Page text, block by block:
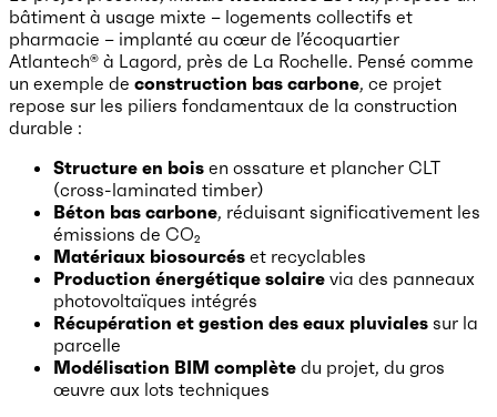
bâtiment à usage mixte – logements collectifs et
pharmacie – implanté au cœur de l’écoquartier
Atlantech® à Lagord, près de La Rochelle. Pensé comme
un exemple de construction bas carbone, ce projet
repose sur les piliers fondamentaux de la construction
durable :
Structure en bois en ossature et plancher CLT
(cross-laminated timber)
Béton bas carbone, réduisant significativement les
émissions de CO₂
Matériaux biosourcés et recyclables
Production énergétique solaire via des panneaux
photovoltaïques intégrés
Récupération et gestion des eaux pluviales sur la
parcelle
Modélisation BIM complète du projet, du gros
œuvre aux lots techniques